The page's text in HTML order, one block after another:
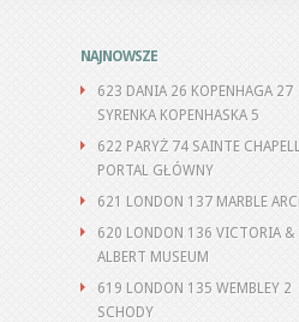
NAJNOWSZE
623 DANIA 26 KOPENHAGA 27
SYRENKA KOPENHASKA 5
622 PARYŻ 74 SAINTE
PORTAL GŁÓWNY
621 LONDON 137 MARBLE
620 LONDON 136 VICTORIA &
ALBERT MUSEUM
619 LONDON 135 WEMBLEY 2
SCHODY